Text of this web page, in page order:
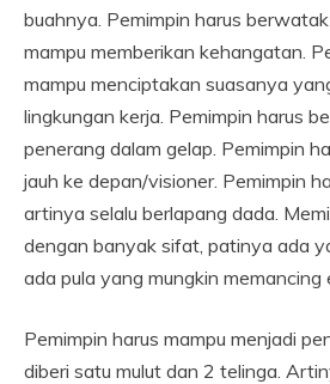
buahnya. Pemimpin harus
mampu memberikan kehangatan.
mampu menciptakan suasanya
lingkungan kerja. Pemimpin harus
penerang dalam gelap. Pemimpin
jauh ke depan/visioner. Pemimpin
artinya selalu berlapang dada.
dengan banyak sifat, patinya ada
ada pula yang mungkin memancing
Pemimpin harus mampu menjadi
diberi satu mulut dan 2 telinga.